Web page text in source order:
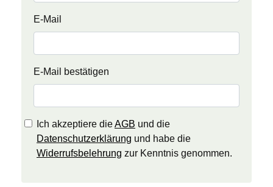
E-Mail
E-Mail bestätigen
Ich akzeptiere dieAGB und die
Datenschutzerklärung und habe die
Widerrufsbelehrung zur Kenntnis genommen.